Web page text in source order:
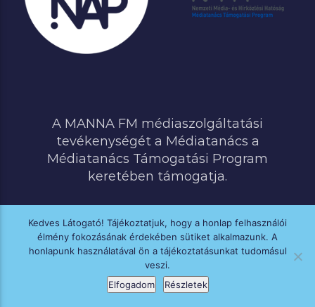
A MANNA FM médiaszolgáltatási
tevékenységét a Médiatanács a
Médiatanács Támogatási Program
keretében támogatja.
MINDEN JOG FENNTARTVA © 2020 MANNA FM
Kedves Látogató! Tájékoztatjuk, hogy a honlap felhasználói
élmény fokozásának érdekében sütiket alkalmazunk. A
honlapunk használatával ön a tájékoztatásunkat tudomásul
veszi.
Elfogadom
Részletek